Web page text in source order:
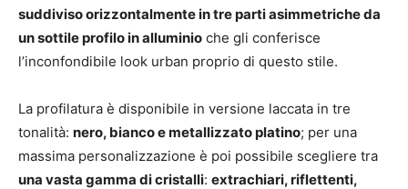
suddiviso orizzontalmente in tre parti asimmetriche da
un sottile profilo in alluminio che gli conferisce
l’inconfondibile look urban proprio di questo stile.
La profilatura è disponibile in versione laccata in tre
tonalità: nero, bianco e metallizzato platino; per una
massima personalizzazione è poi possibile scegliere tra
una vasta gamma di cristalli: extrachiari, riflettenti,